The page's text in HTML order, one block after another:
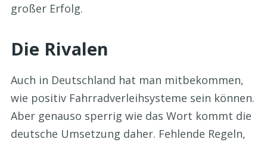
großer Erfolg.
Die Rivalen
Auch in Deutschland hat man mitbekommen,
wie positiv Fahrradverleihsysteme sein können.
Aber genauso sperrig wie das Wort kommt die
deutsche Umsetzung daher. Fehlende Regeln,